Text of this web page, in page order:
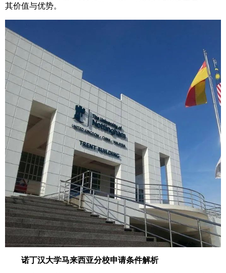
其价值与优势。
诺丁汉大学马来西亚分校申请条件解析